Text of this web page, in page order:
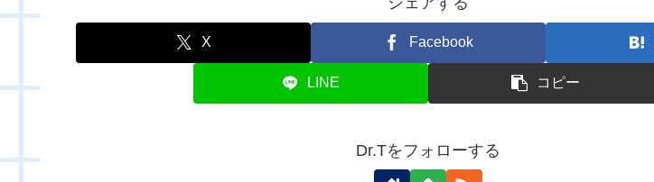
X Facebook
LINE コピー
Dr.Tをフォローする